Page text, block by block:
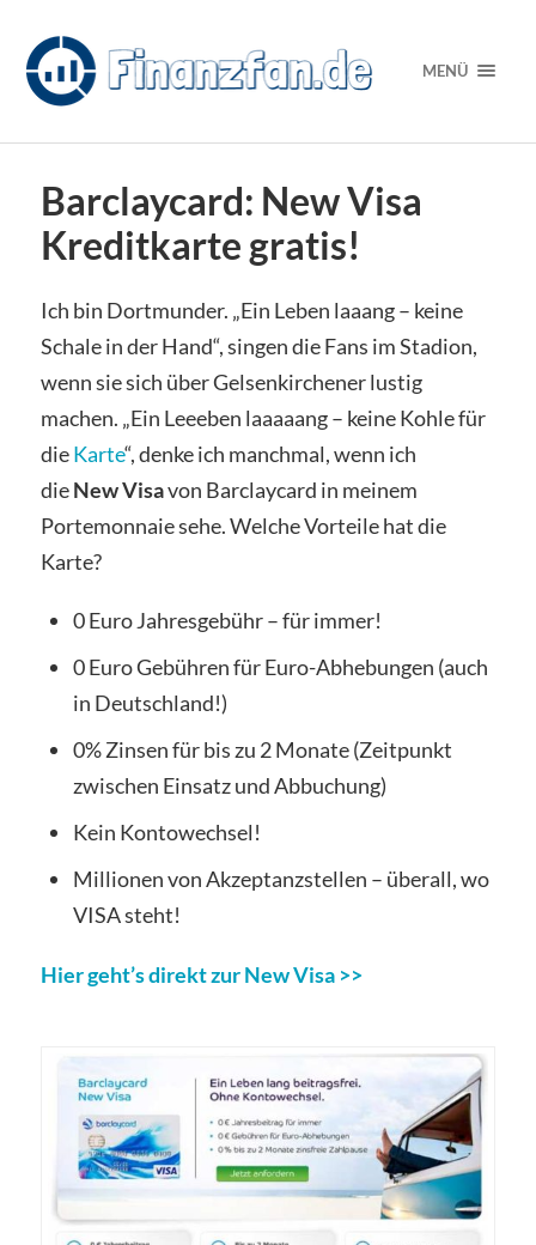
MENÜ
Barclaycard: New Visa
Kreditkarte gratis!
Ich bin Dortmunder. „Ein Leben laaang – keine
Schale in der Hand“, singen die Fans im Stadion,
wenn sie sich über Gelsenkirchener lustig
machen. „Ein Leeeben laaaaang – keine Kohle für
dieKarte“, denke ich manchmal, wenn ich
dieNew Visavon Barclaycard in meinem
Portemonnaie sehe. Welche Vorteile hat die
Karte?
0 Euro Jahresgebühr – für immer!
0 Euro Gebühren für Euro-Abhebungen (auch
in Deutschland!)
0% Zinsen für bis zu 2 Monate (Zeitpunkt
zwischen Einsatz und Abbuchung)
Kein Kontowechsel!
Millionen von Akzeptanzstellen – überall, wo
VISA steht!
Hier geht’s direkt zur New Visa >>